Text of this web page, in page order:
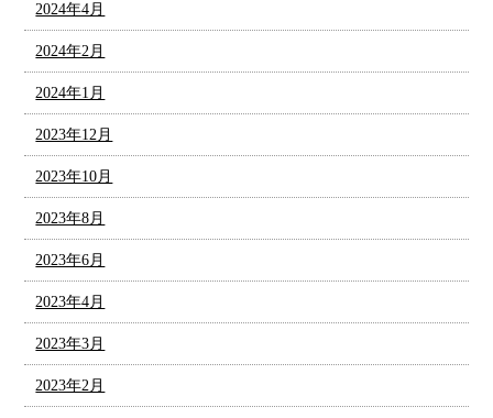
2024年4月
2024年2月
2024年1月
2023年12月
2023年10月
2023年8月
2023年6月
2023年4月
2023年3月
2023年2月